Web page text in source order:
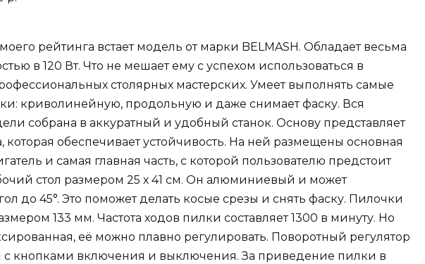
рейтинга встает модель от марки BELMASH. Обладает весьма
в 120 Вт. Что не мешает ему с успехом использоваться в
столярных мастерских. Умеет выполнять самые
криволинейную, продольную и даже снимает фаску. Вся
собрана в аккуратный и удобный станок. Основу представляет
которая обеспечивает устойчивость. На ней размещены основная
и самая главная часть, с которой пользователю предстоит
стол размером 25 х 41 см. Он алюминиевый и может
до 45°. Это поможет делать косые срезы и снять фаску. Пилочки
133 мм. Частота ходов пилки составляет 1300 в минуту. Но
её можно плавно регулировать. Поворотный регулятор
с кнопками включения и выключения. За приведение пилки в